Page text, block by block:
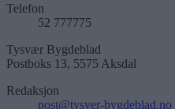
Telefon
52 777775
Tysvær Bygdeblad
Postboks 13, 5575 Aksdal
Redaksjon
post@tysver-bygdeblad.no